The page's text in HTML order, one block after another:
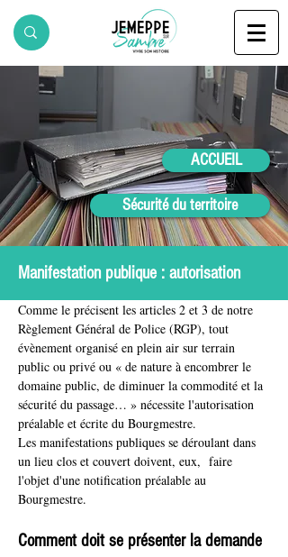
ACCUEIL
Sécurité du territoire
Manifestation publique : autorisation
Comme le précisent les articles 2 et 3 de notre
Règlement Général de Police (RGP), tout
évènement organisé en plein air sur terrain
public ou privé ou « de nature à encombrer le
domaine public, de diminuer la commodité et la
sécurité du passage… » nécessite l'autorisation
préalable et écrite du Bourgmestre.
Les manifestations publiques se déroulant dans
un lieu clos et couvert doivent, eux,  faire
l'objet d'une notification préalable au
Bourgmestre.
Comment doit se présenter la demande